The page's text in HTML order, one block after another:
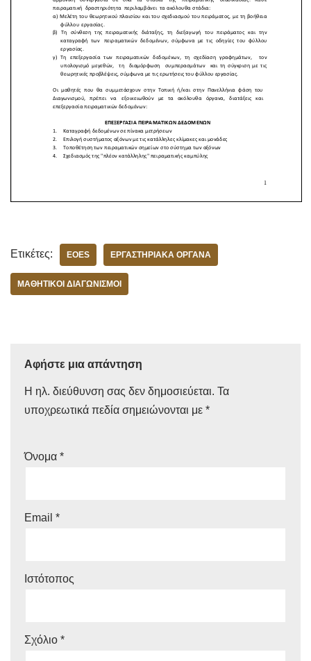
Ετικέτες: EOES ΕΡΓΑΣΤΗΡΙΑΚΆ ΌΡΓΑΝΑ
ΜΑΘΗΤΙΚOΊ ΔΙΑΓΩΝΙΣΜΟΊ
Αφήστε μια απάντηση
Η ηλ. διεύθυνση σας δεν δημοσιεύεται. Τα
υποχρεωτικά πεδία σημειώνονται με *
Όνομα *
Email *
Ιστότοπος
Σχόλιο *